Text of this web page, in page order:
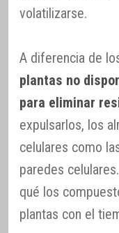
volatilizarse.
A diferencia de
plantas no
para eliminar
expulsarlos, los
celulares como
paredes
qué los
plantas con el